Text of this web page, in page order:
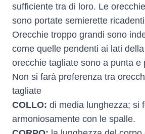
sufficiente tra di loro. Le
sono portate semierette
Orecchie troppo grandi sono
come quelle pendenti ai lati
orecchie tagliate sono a punta e
Non si farà preferenza tra
tagliate
COLLO: di media lunghezza; si
armoniosamente con le spalle.